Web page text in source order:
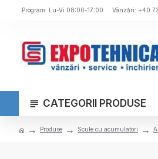
Program: Lu-Vi 08:00-17:00 Vânzări: +40
CATEGORII PRODUSE
Produse Scule cu acumulatori